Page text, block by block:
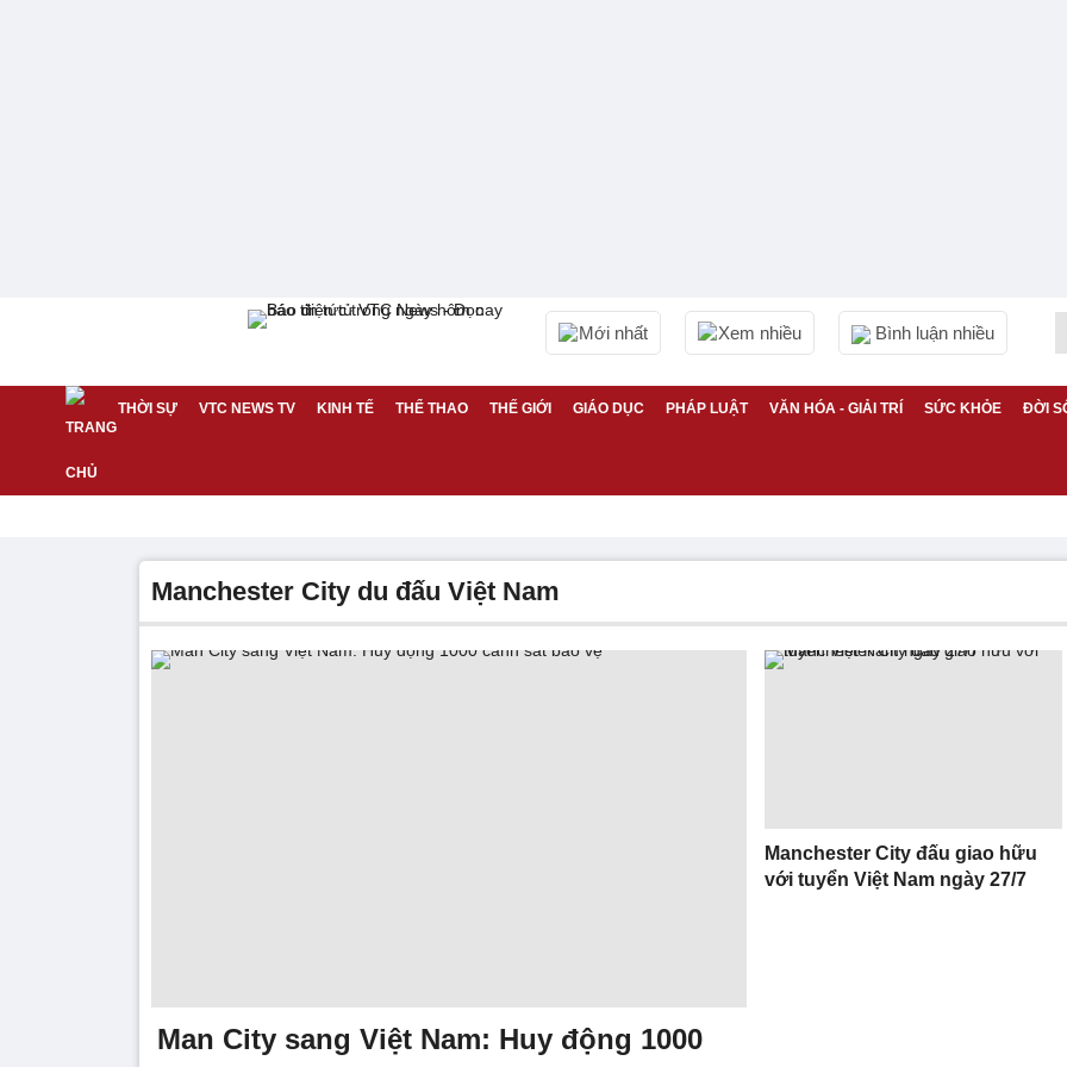
Mới nhất Xem nhiều Bình luận nhiều
THỜI SỰ VTC NEWS TV KINH TẾ THỂ THAO THẾ GIỚI GIÁO DỤC PHÁP LUẬT VĂN HÓA - GIẢI TRÍ SỨC KHỎE ĐỜI
Manchester City du đấu Việt Nam
Man City sang Việt Nam: Huy động 1000
Manchester City đấu giao hữu
với tuyển Việt Nam ngày 27/7